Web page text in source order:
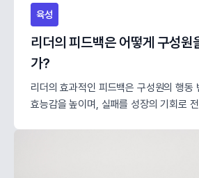
육성
리더의 피드백은 어떻게 구성원
가?
리더의 효과적인 피드백은 구성원의 행동
효능감을 높이며, 실패를 성장의 기회로